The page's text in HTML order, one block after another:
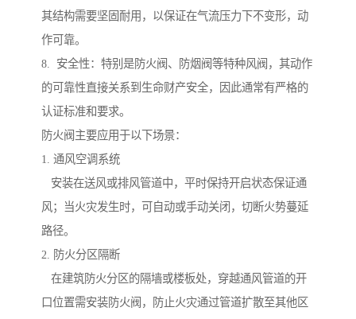
其结构需要坚固耐用，以保证在气流压力下不变形，动
作可靠。
8. 安全性：特别是防火阀、防烟阀等特种风阀，其动作
的可靠性直接关系到生命财产安全，因此通常有严格的
认证标准和要求。
防火阀主要应用于以下场景：
1. 通风空调系统
安装在送风或排风管道中，平时保持开启状态保证通
风；当火灾发生时，可自动或手动关闭，切断火势蔓延
路径。
2. 防火分区隔断
在建筑防火分区的隔墙或楼板处，穿越通风管道的开
口位置需安装防火阀，防止火灾通过管道扩散至其他区